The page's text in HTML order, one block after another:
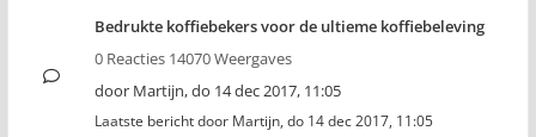
Bedrukte koffiebekers voor de ultieme koffiebeleving
0 Reacties 14070 Weergaves
door Martijn,do 14 dec 2017, 11:05
Laatste bericht door Martijn, do 14 dec 2017, 11:05